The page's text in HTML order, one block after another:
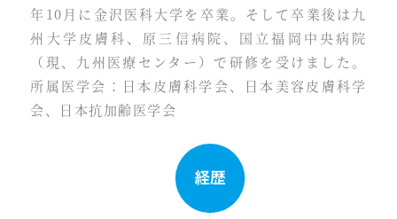
年10月に金沢医科大学を卒業。そして卒業後は九
州大学皮膚科、原三信病院、国立福岡中央病院
（現、九州医療センター）で研修を受けました。
所属医学会：日本皮膚科学会、日本美容皮膚科学
会、日本抗加齢医学会